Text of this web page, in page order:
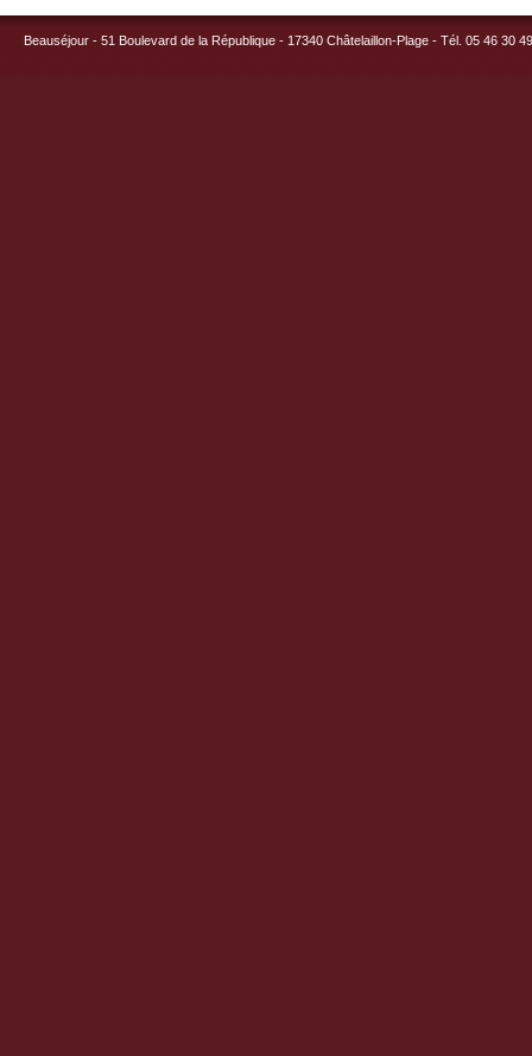
Beauséjour - 51 Boulevard de la République - 17340 Châtelaillon-Plage - Tél. 05 46 30